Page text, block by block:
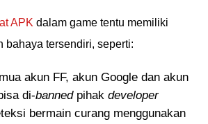
APK dalam game tentu memiliki
bahaya tersendiri, seperti:
akun FF, akun Google dan akun
di-bannedpihak developer
bermain curang menggunakan